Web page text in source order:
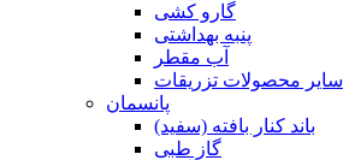
گارو کشی
پنبه بهداشتی
آب مقطر
سایر محصولات تزریقات
پانسمان
باند کنار بافته (سفید)
گاز طبی